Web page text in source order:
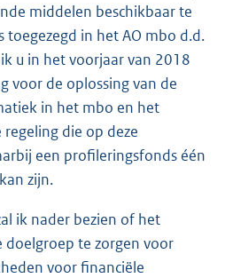
middelen beschikbaar te
toegezegd in het AO mbo d.d.
u in het voorjaar van 2018
voor de oplossing van de
in het mbo en het
die op deze
een profileringsfonds één
zijn.
ik nader bezien of het
doelgroep te zorgen voor
voor financiële